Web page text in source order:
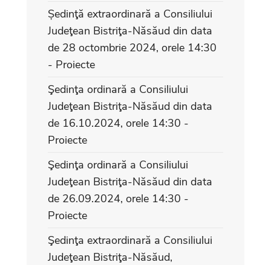
Ședinţă extraordinară a Consiliului
Judeţean Bistriţa-Năsăud din data
de 28 octombrie 2024, orele 14:30
- Proiecte
Şedinţa ordinară a Consiliului
Judeţean Bistriţa-Năsăud din data
de 16.10.2024, orele 14:30 -
Proiecte
Şedinţa ordinară a Consiliului
Judeţean Bistriţa-Năsăud din data
de 26.09.2024, orele 14:30 -
Proiecte
Şedinţa extraordinară a Consiliului
Judeţean Bistriţa-Năsăud,